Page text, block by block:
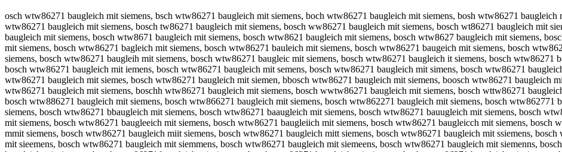
osch wtw86271 baugleich mit siemens, bsch wtw86271 baugleich mit siemens, boch wtw86271 baugleich mit siemens, bosh wtw86271 baugleich mit siemens, bosc wtw86271 baugleich mit siemens, bosch wtw86271 baugleich mit siemens, bosch tw86271 baugleich mit siemens, bosch ww86271 baugleich mit siemens, bosch wt86271 baugleich mit siemens, bosch wtw6271 baugleich mit siemens, bosch wtw8271 baugleich mit siemens, bosch wtw8671 baugleich mit siemens, bosch wtw8621 baugleich mit siemens, bosch wtw8627 baugleich mit siemens, bosch wtw86271 augleich mit siemens, bosch wtw86271 bugleich mit siemens, bosch wtw86271 bagleich mit siemens, bosch wtw86271 bauleich mit siemens, bosch wtw86271 baugeich mit siemens, bosch wtw86271 bauglich mit siemens, bosch wtw86271 bauglech mit siemens, bosch wtw86271 baugleih mit siemens, bosch wtw86271 baugleic mit siemens, bosch wtw86271 baugleich it siemens, bosch wtw86271 baugleich mt siemens, bosch wtw86271 baugleich mi siemens, bosch wtw86271 baugleich mit iemens, bosch wtw86271 baugleich mit semens, bosch wtw86271 baugleich mit simens, bosch wtw86271 baugleich mit sieens, bosch wtw86271 baugleich mit siemns, bosch wtw86271 baugleich mit siemes, bosch wtw86271 baugleich mit siemen, bbosch wtw86271 baugleich mit siemens, boosch wtw86271 baugleich mit siemens, bossch wtw86271 baugleich mit siemens, boscch wtw86271 baugleich mit siemens, boschh wtw86271 baugleich mit siemens, bosch wwtw86271 baugleich mit siemens, bosch wttw86271 baugleich mit siemens, bosch wtww86271 baugleich mit siemens, bosch wtw886271 baugleich mit siemens, bosch wtw866271 baugleich mit siemens, bosch wtw862271 baugleich mit siemens, bosch wtw862771 baugleich mit siemens, bosch wtw862711 baugleich mit siemens, bosch wtw86271 bbaugleich mit siemens, bosch wtw86271 baaugleich mit siemens, bosch wtw86271 bauugleich mit siemens, bosch wtw86271 bauggleich mit siemens, bosch wtw86271 bauglleich mit siemens, bosch wtw86271 baugleeich mit siemens, bosch wtw86271 baugleiich mit siemens, bosch wtw86271 baugleicch mit siemens, bosch wtw86271 baugleichh mit siemens, bosch wtw86271 baugleich mmit siemens, bosch wtw86271 baugleich miit siemens, bosch wtw86271 baugleich mitt siemens, bosch wtw86271 baugleich mit ssiemens, bosch wtw86271 baugleich mit siiemens, bosch wtw86271 baugleich mit sieemens, bosch wtw86271 baugleich mit siemmens, bosch wtw86271 baugleich mit siemeens, bosch wtw86271 baugleich mit siemenns, bosch wtw86271 baugleich mit siemenss, obsch wtw86271 baugleich mit siemens, bsoch wtw86271 baugleich mit siemens, bocsh wtw86271 baugleich mit siemens, boshc wtw86271 baugleich mit siemens, bosc hwtw86271 baugleich mit siemens, boschw tw86271 baugleich mit siemens, bosch tww86271 baugleich mit siemens, bosch wwt86271 baugleich mit siemens, bosch wt8w6271 baugleich mit siemens, bosch wtw68271 baugleich mit siemens, bosch wtw82671 baugleich mit siemens, bosch wtw86721 baugleich mit siemens, bosch wtw86217 baugleich mit siemens, bosch wtw8627 1baugleich mit siemens, bosch wtw86271b augleich mit siemens, bosch wtw86271 abugleich mit siemens, bosch wtw86271 buagleich mit siemens, bosch wtw86271 baguleich mit siemens, bosch wtw86271 baulgeich mit siemens, bosch wtw86271 baugelich mit siemens, bosch wtw86271 baugliech mit siemens, bosch wtw86271 bauglecih mit siemens, bosch wtw86271 baugleihc mit siemens, bosch wtw86271 baugleic hmit siemens, bosch wtw86271 baugleichm it siemens, bosch wtw86271 baugleich imt siemens, bosch wtw86271 baugleich mti siemens, bosch wtw86271 baugleich mi tsiemens, bosch wtw86271 baugleich mits iemens, bosch wtw86271 baugleich mit isemens, bosch wtw86271 baugleich mit seimens, bosch wtw86271 baugleich mit simeens, bosch wtw86271 baugleich mit sieemns, bosch wtw86271 baugleich mit siemnes, bosch wtw86271 baugleich mit siemesn, boschwtw86271 baugleich mit siemens, bosch wtw86271baugleich mit siemens, bosch wtw86271 baugleichmit siemens, bosch wtw86271 baugleich mitsiemens, osch wtw86271 baugleich mit siemens, vosch wtw86271 baugleich mit siemens, fosch wtw86271 baugleich mit siemens, gosch wtw86271 baugleich mit siemens, hosch wtw86271 baugleich mit siemens, nosch wtw86271 baugleich mit siemens, bisch wtw86271 baugleich mit siemens, bksch wtw86271 baugleich mit siemens, blsch wtw86271 baugleich mit siemens, bpsch wtw86271 baugleich mit siemens, b9sch wtw86271 baugleich mit siemens, b0sch wtw86271 baugleich mit siemens, boqch wtw86271 baugleich mit siemens, bowch wtw86271 baugleich mit siemens, boech wtw86271 baugleich mit siemens, bozch wtw86271 baugleich mit siemens, boxch wtw86271 baugleich mit siemens, bocch wtw86271 baugleich mit siemens, bos h wtw86271 baugleich mit siemens, bosxh wtw86271 baugleich mit siemens, bossh wtw86271 baugleich mit siemens, bosdh wtw86271 baugleich mit siemens, bosfh wtw86271 baugleich mit siemens, bosvh wtw86271 baugleich mit siemens, boscb wtw86271 baugleich mit siemens, boscg wtw86271 baugleich mit siemens, bosct wtw86271 baugleich mit siemens, boscy wtw86271 baugleich mit siemens, boscu wtw86271 baugleich mit siemens, boscj wtw86271 baugleich mit siemens, boscm wtw86271 baugleich mit siemens, boscn wtw86271 baugleich mit siemens, bosch qtw86271 baugleich mit siemens, bosch atw86271 baugleich mit siemens, bosch stw86271 baugleich mit siemens, bosch dtw86271 baugleich mit siemens, bosch etw86271 baugleich mit siemens, bosch 1tw86271 baugleich mit siemens, bosch 2tw86271 baugleich mit siemens, bosch wrw86271 baugleich mit siemens, bosch wfw86271 baugleich mit siemens, bosch wgw86271 baugleich mit siemens, bosch whw86271 baugleich mit siemens, bosch wyw86271 baugleich mit siemens, bosch w5w86271 baugleich mit siemens, bosch w6w86271 baugleich mit siemens, bosch wtq86271 baugleich mit siemens, bosch wta86271 baugleich mit siemens, bosch wts86271 baugleich mit siemens, bosch wtd86271 baugleich mit siemens, bosch wte86271 baugleich mit siemens, bosch wt186271 baugleich mit siemens, bosch wt286271 baugleich mit siemens, bosch wtwu6271 baugleich mit siemens, bosch wtwi6271 baugleich mit siemens, bosch wtwo6271 baugleich mit siemens, bosch wtw8t271 baugleich mit siemens, bosch wtw8y271 baugleich mit siemens, bosch wtw8u271 baugleich mit siemens, bosch wtw86q71 baugleich mit siemens, bosch wtw86w71 baugleich mit siemens, bosch wtw86e71 baugleich mit siemens, bosch wtw862y1 baugleich mit siemens, bosch wtw862u1 baugleich mit siemens, bosch wtw862i1 baugleich mit siemens, bosch wtw8627q baugleich mit siemens, bosch wtw8627w baugleich mit siemens, bosch wtw86271 augleich mit siemens, bosch wtw86271 vaugleich mit siemens, bosch wtw86271 faugleich mit siemens, bosch wtw86271 gaugleich mit siemens, bosch wtw86271 haugleich mit siemens, bosch wtw86271 naugleich mit siemens, bosch wtw86271 bqugleich mit siemens, bosch wtw86271 bwugleich mit siemens, bosch wtw86271 bzugleich mit siemens, bosch wtw86271 bxugleich mit siemens, bosch wtw86271 baygleich mit siemens, bosch wtw86271 bahgleich mit siemens, bosch wtw86271 bajgleich mit siemens, bosch wtw86271 bakgleich mit siemens, bosch wtw86271 baigleich mit siemens, bosch wtw86271 ba7gleich mit